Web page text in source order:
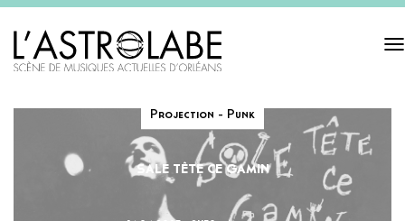
Projection - Punk
SALE TÊTE CE GAMIN